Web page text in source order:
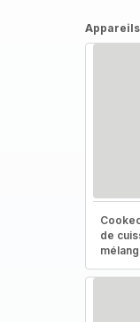
de